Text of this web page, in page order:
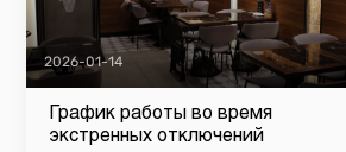
2026-01-14
График работы во время
экстренных отключений